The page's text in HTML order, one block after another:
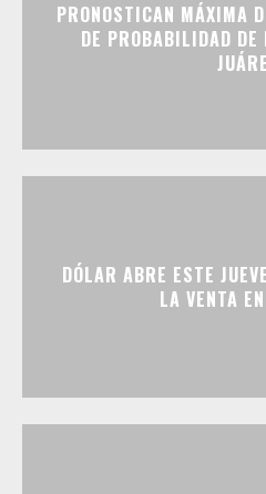
PRONOSTICAN MÁXIMA
DE PROBABILIDAD
DÓLAR ABRE ESTE
LA VENTA